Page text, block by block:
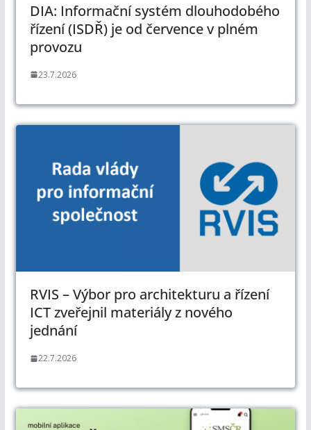
DIA: Informační systém dlouhodobého
řízení (ISDŘ) je od července v plném
provozu
23.7.2026
RVIS – Výbor pro architekturu a řízení
ICT zveřejnil materiály z nového
jednání
22.7.2026